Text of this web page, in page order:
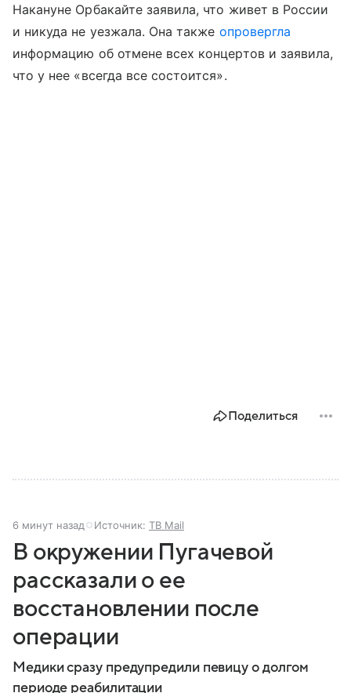
Накануне Орбакайте заявила, что живет в России
и никуда не уезжала. Она также опровергла
информацию об отмене всех концертов и заявила,
что у нее «всегда все состоится».
Поделиться
6 минут назад Источник: ТВ Mail
В окружении Пугачевой
рассказали о ее
восстановлении после
операции
Медики сразу предупредили певицу о долгом
периоде реабилитации